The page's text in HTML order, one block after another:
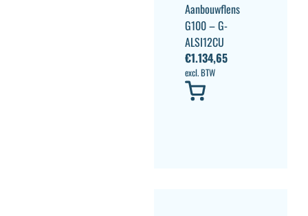
Aanbouwflens
G100 – G-
ALSI12CU
€1.134,65
excl. BTW